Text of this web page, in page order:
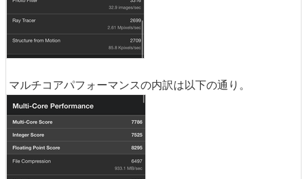
マルチコアパフォーマンスの内訳は以下の通り。